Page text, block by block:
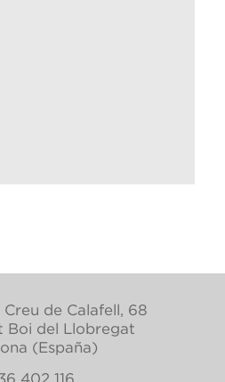
de Calafell, 68
Boi del Llobregat
(España)
402 116